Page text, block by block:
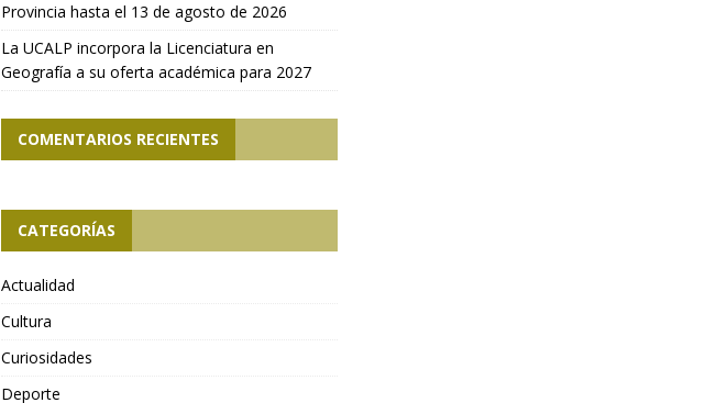
Provincia hasta el 13 de agosto de 2026
La UCALP incorpora la Licenciatura en
Geografía a su oferta académica para 2027
COMENTARIOS RECIENTES
CATEGORÍAS
Actualidad
Cultura
Curiosidades
Deporte